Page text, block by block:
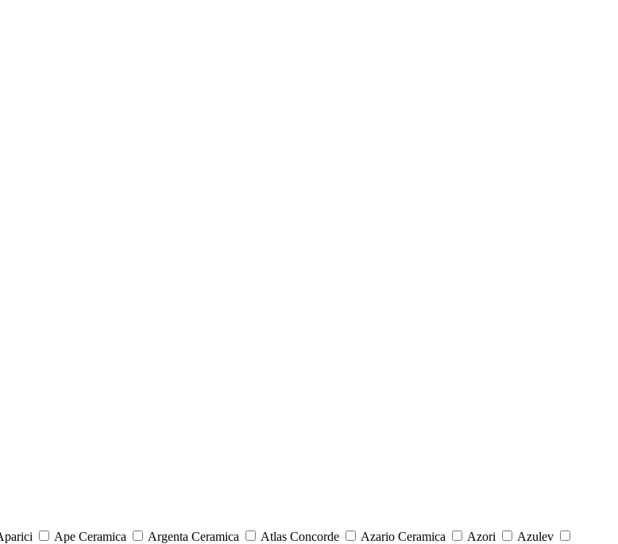
Ape Ceramica Argenta Ceramica Atlas Concorde Azario Ceramica Azori
Azulev